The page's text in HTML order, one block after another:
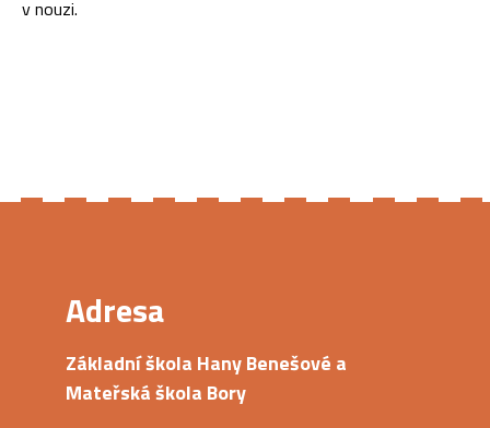
v nouzi.
Adresa
Základní škola Hany Benešové a
Mateřská škola Bory